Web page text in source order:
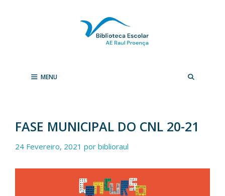
MENU
FASE MUNICIPAL DO CNL 20-21
24 Fevereiro, 2021 por biblioraul